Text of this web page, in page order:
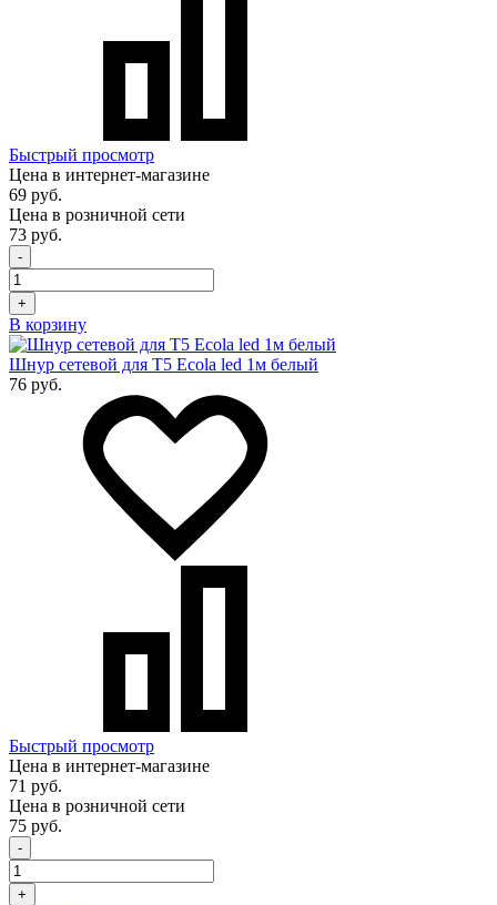
Быстрый просмотр
Цена в интернет-магазине
69 руб.
Цена в розничной сети
73 руб.
-
+
В корзину
Шнур сетевой для T5 Ecola led 1м белый
76 руб.
Быстрый просмотр
Цена в интернет-магазине
71 руб.
Цена в розничной сети
75 руб.
-
+